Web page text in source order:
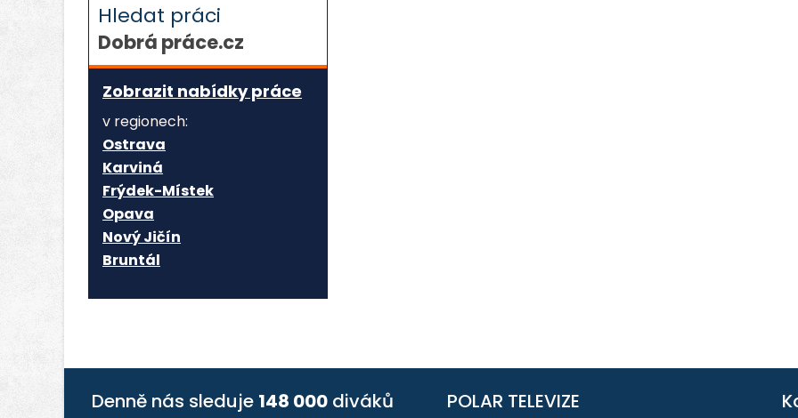
Hledat práci
Dobrá práce.cz
Zobrazit nabídky práce
v regionech:
Ostrava
Karviná
Frýdek-Místek
Opava
Nový Jičín
Bruntál
Denně nás sleduje 148 000 diváků POLAR TELEVIZE